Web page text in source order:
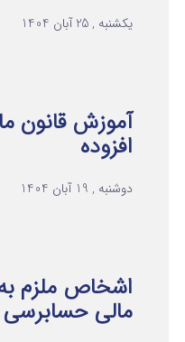
یکشنبه , 25 آبان 1404
آموزش قانون
افزوده
دوشنبه , 19 آبان 1404
اشخاص ملزم
مالی حسابرسی